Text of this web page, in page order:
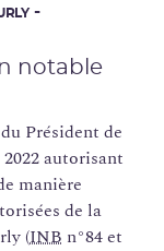
notable
Président de
autorisant
manière
de la
(INB n°84 et